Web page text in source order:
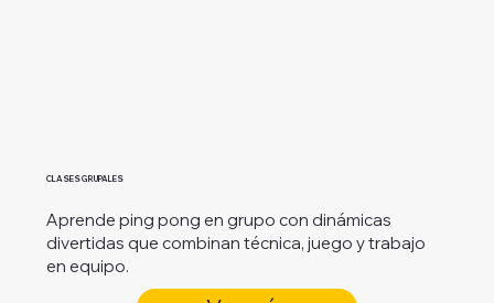
CLASES GRUPALES
Aprende ping pong en grupo con dinámicas
divertidas que combinan técnica, juego y trabajo
en equipo.